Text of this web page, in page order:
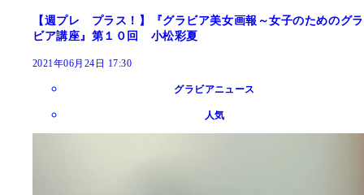
【週プレ プラス！】『グラビア美女画報～女子のためのグラ
ビア講座』第１０回 小松彩夏
2021年06月24日 17:30
グラビアニュース
人気